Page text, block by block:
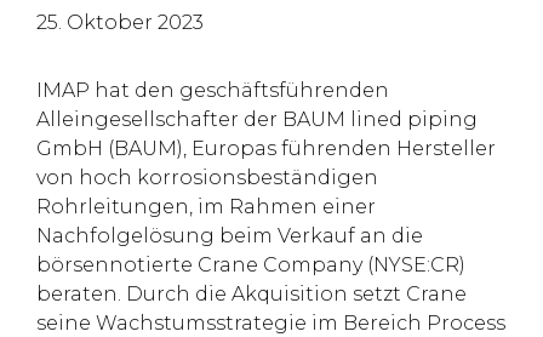
25. Oktober 2023
IMAP hat den geschäftsführenden
Alleingesellschafter der BAUM lined piping
GmbH (BAUM), Europas führenden Hersteller
von hoch korrosionsbeständigen
Rohrleitungen, im Rahmen einer
Nachfolgelösung beim Verkauf an die
börsennotierte Crane Company (NYSE:CR)
beraten. Durch die Akquisition setzt Crane
seine Wachstumsstrategie im Bereich Process